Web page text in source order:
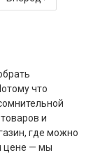
что
и
где можно
цене — мы